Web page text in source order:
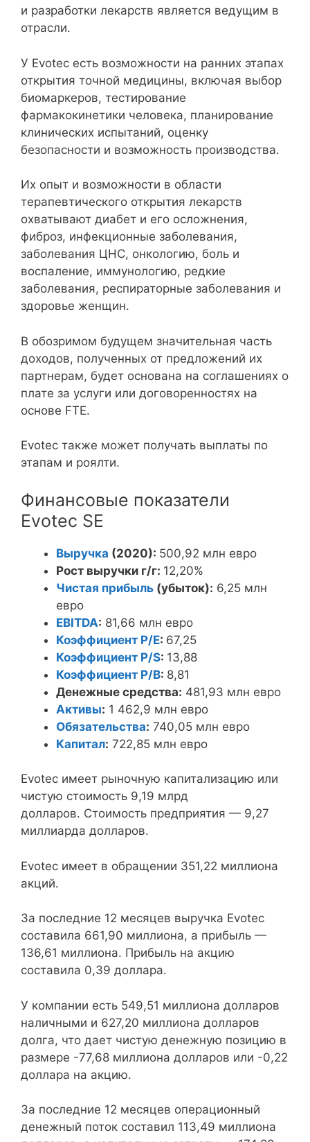
и разработки лекарств является ведущим в
отрасли.
У Evotec есть возможности на ранних этапах
открытия точной медицины, включая выбор
биомаркеров, тестирование
фармакокинетики человека, планирование
клинических испытаний, оценку
безопасности и возможность производства.
Их опыт и возможности в области
терапевтического открытия лекарств
охватывают диабет и его осложнения,
фиброз, инфекционные заболевания,
заболевания ЦНС, онкологию, боль и
воспаление, иммунологию, редкие
заболевания, респираторные заболевания и
здоровье женщин.
В обозримом будущем значительная часть
доходов, полученных от предложений их
партнерам, будет основана на соглашениях о
плате за услуги или договоренностях на
основе FTE.
Evotec также может получать выплаты по
этапам и роялти.
Финансовые показатели
Evotec SE
Выручка (2020): 500,92 млн евро
Рост выручки г/г: 12,20%
Чистая прибыль (убыток): 6,25 млн
евро
EBITDA: 81,66 млн евро
Коэффициент P/E: 67,25
Коэффициент P/S: 13,88
Коэффициент P/B: 8,81
Денежные средства: 481,93 млн евро
Активы: 1 462,9 млн евро
Обязательства: 740,05 млн евро
Капитал: 722,85 млн евро
Evotec имеет рыночную капитализацию или
чистую стоимость 9,19 млрд
долларов. Стоимость предприятия — 9,27
миллиарда долларов.
Evotec имеет в обращении 351,22 миллиона
акций.
За последние 12 месяцев выручка Evotec
составила 661,90 миллиона, а прибыль —
136,61 миллиона. Прибыль на акцию
составила 0,39 доллара.
У компании есть 549,51 миллиона долларов
наличными и 627,20 миллиона долларов
долга, что дает чистую денежную позицию в
размере -77,68 миллиона долларов или -0,22
доллара на акцию.
За последние 12 месяцев операционный
денежный поток составил 113,49 миллиона